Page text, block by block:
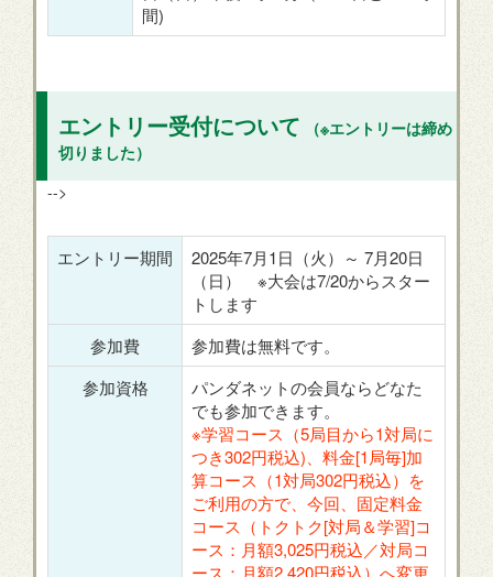
間)
エントリー受付について （※エントリーは締め
切りました）
-->
エントリー期間
2025年7月1日（火）～ 7月20日
（日） ※大会は7/20からスター
トします
参加費
参加費は無料です。
参加資格
パンダネットの会員ならどなた
でも参加できます。
※学習コース（5局目から1対局に
つき302円税込)、料金[1局毎]加
算コース（1対局302円税込）を
ご利用の方で、今回、固定料金
コース（トクトク[対局＆学習]コ
ース：月額3,025円税込／対局コ
ース：月額2,420円税込）へ変更